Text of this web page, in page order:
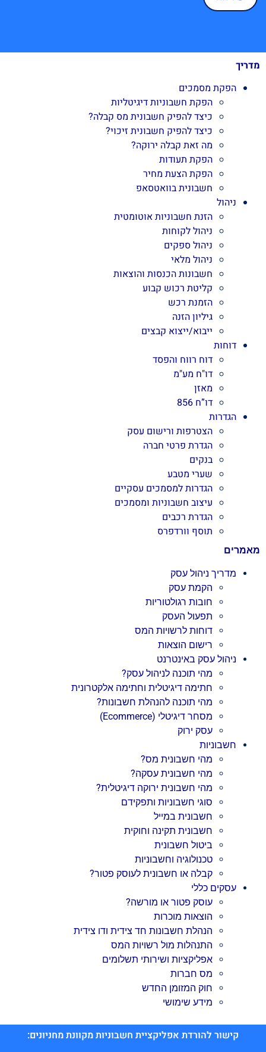
מדריך
הפקת מסמכים
הפקת חשבוניות דיגיטליות
כיצד להפיק חשבונית מס קבלה?
כיצד להפיק חשבונית זיכוי?
מה זאת קבלה ירוקה?
הפקת תעודות
הפקת הצעת מחיר
חשבונית בוואטסאפ
ניהול
הזנת חשבוניות אוטומטית
ניהול לקוחות
ניהול ספקים
ניהול מלאי
חשבונות הכנסות והוצאות
קליטת רכוש קבוע
הזמנת רכש
גיליון הזנה
ייבוא/ייצוא קבצים
דוחות
דוח רווח והפסד
דו"ח מע"מ
מאזן
דו”ח 856
הגדרות
הצטרפות ורישום עסק
הגדרת פרטי חברה
בנקים
שערי מטבע
הגדרות למסמכים עסקיים
עיצוב חשבוניות ומסמכים
הגדרת רכבים
תוסף וורדפרס
מאמרים
מדריך ניהול עסק
הקמת עסק
חובות רגולטוריות
תפעול העסק
דוחות לרשויות המס
רישום הוצאות
ניהול עסק באינטרנט
מהי תוכנה לניהול עסק?
חתימה דיגיטלית וחתימה אלקטרונית
מהי תוכנה להנהלת חשבונות?
מסחר דיגיטלי (Ecommerce)
עסק ירוק
חשבוניות
מהי חשבונית מס?
מהי חשבונית עסקה?
מהי חשבונית ירוקה דיגיטלית?
סוגי חשבוניות ותפקידם
חשבונית במייל
חשבונית תקינה וחוקית
ביטול חשבונית
טכנולוגיה וחשבוניות
קבלה או חשבונית לעוסק פטור?
עסקים כללי
עוסק פטור או מורשה?
הוצאות מוכרות
הנהלת חשבונות חד צידית ודו צידית
התנהלות מול רשויות המס
אפליקציות ושירותי תשלומים
מס חברות
חוק המזומן החדש
מידע שימושי
קישור להורדת אפליקציית חשבוניות מקוונת מחניונים: